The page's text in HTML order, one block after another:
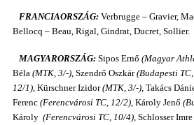
FRANCIAORSZÁG: Verbrugge – Gravier,
Bellocq – Beau, Rigal, Gindrat, Ducret, Sollier.
MAGYARORSZÁG: Sipos Ernő (Magyar
Béla (MTK, 3/-), Szendrő Oszkár(Budapesti
12/1), Kürschner Izidor(MTK, 3/-), Takács
Ferenc (Ferencvárosi TC, 12/2), Károly Jenő
Károly (Ferencvárosi TC, 10/4), Schlosser Imre